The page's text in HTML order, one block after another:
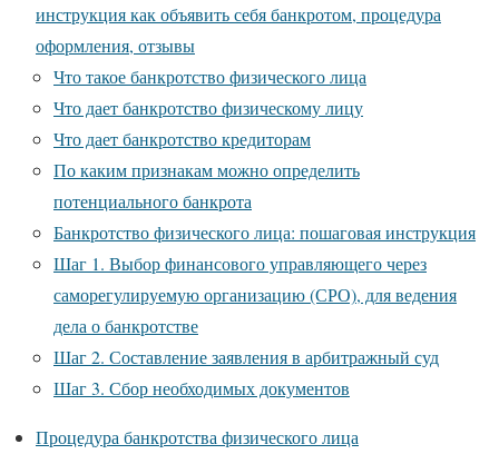
инструкция как объявить себя банкротом, процедура
оформления, отзывы
Что такое банкротство физического лица
Что дает банкротство физическому лицу
Что дает банкротство кредиторам
По каким признакам можно определить
потенциального банкрота
Банкротство физического лица: пошаговая инструкция
Шаг 1. Выбор финансового управляющего через
саморегулируемую организацию (СРО), для ведения
дела о банкротстве
Шаг 2. Составление заявления в арбитражный суд
Шаг 3. Сбор необходимых документов
Процедура банкротства физического лица